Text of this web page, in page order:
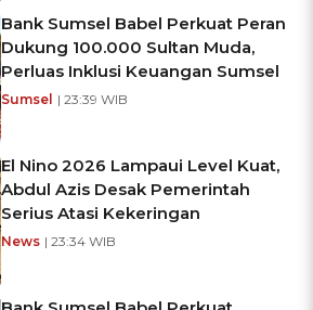
Bank Sumsel Babel Perkuat Peran
Dukung 100.000 Sultan Muda,
Perluas Inklusi Keuangan Sumsel
Sumsel | 23:39 WIB
El Nino 2026 Lampaui Level Kuat,
Abdul Azis Desak Pemerintah
Serius Atasi Kekeringan
News | 23:34 WIB